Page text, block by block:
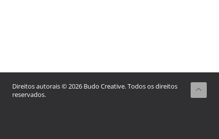
Direitos autorais © 2026 Budo Creative. Todos os direitos
reservados.